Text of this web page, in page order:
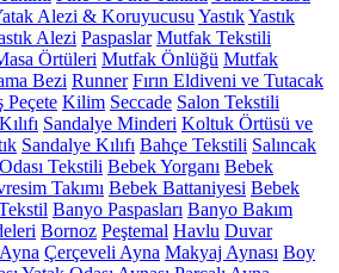
Alezi & Koruyucusu YastıkYastık
Alezi Paspaslar Mutfak Tekstili
Örtüleri Mutfak Önlüğü Mutfak
Bezi Runner Fırın Eldiveni ve Tutacak
Peçete Kilim Seccade Salon Tekstili
Sandalye Minderi Koltuk Örtüsü ve
Sandalye Kılıfı Bahçe Tekstili Salıncak
Tekstili Bebek Yorganı Bebek
Takımı Bebek Battaniyesi Bebek
Banyo Paspasları Banyo Bakım
Bornoz Peştemal Havlu Duvar
Ayna Çerçeveli Ayna Makyaj Aynası Boy